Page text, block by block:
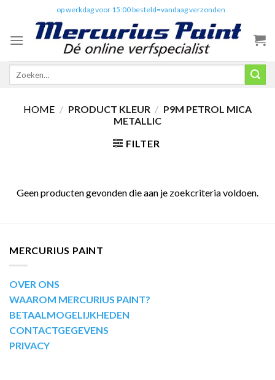
content
op werkdag voor 15:00 besteld=vandaag verzonden
Zoeken
HOME / PRODUCT KLEUR / P9M PETROL MICA
METALLIC
FILTER
Geen producten gevonden die aan je zoekcriteria voldoen.
MERCURIUS PAINT
OVER ONS
WAAROM MERCURIUS PAINT?
BETAALMOGELIJKHEDEN
CONTACTGEGEVENS
PRIVACY